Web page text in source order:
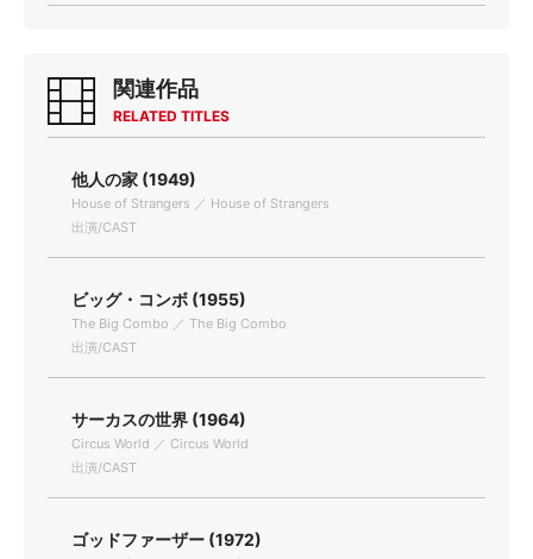
関連作品
RELATED TITLES
他人の家 (1949)
House of Strangers ／ House of Strangers
出演/CAST
ビッグ・コンボ (1955)
The Big Combo ／ The Big Combo
出演/CAST
サーカスの世界 (1964)
Circus World ／ Circus World
出演/CAST
ゴッドファーザー (1972)